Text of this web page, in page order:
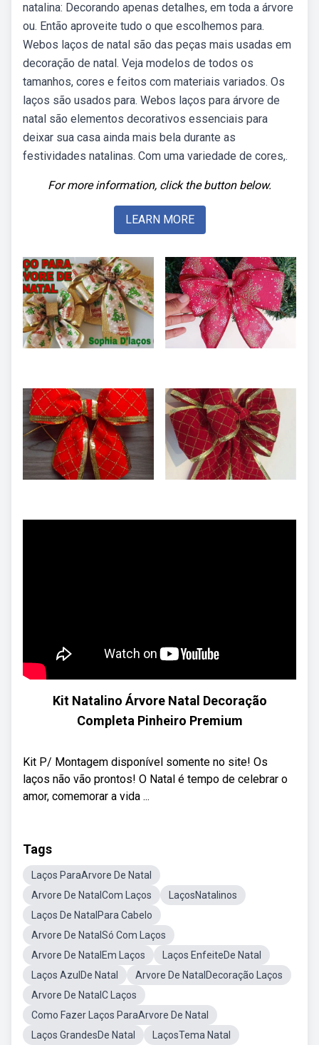
natalina: Decorando apenas detalhes, em toda a árvore
ou. Então aproveite tudo o que escolhemos para.
Webos laços de natal são das peças mais usadas em
decoração de natal. Veja modelos de todos os
tamanhos, cores e feitos com materiais variados. Os
laços são usados para. Webos laços para árvore de
natal são elementos decorativos essenciais para
deixar sua casa ainda mais bela durante as
festividades natalinas. Com uma variedade de cores,.
For more information, click the button below.
LEARN MORE
Kit Natalino Árvore Natal Decoração
Completa Pinheiro Premium
Kit P/ Montagem disponível somente no site! Os
laços não vão prontos! O Natal é tempo de celebrar o
amor, comemorar a vida ...
Tags
Laços ParaArvore De Natal
Arvore De NatalCom Laços
LaçosNatalinos
Laços De NatalPara Cabelo
Arvore De NatalSó Com Laços
Arvore De NatalEm Laços
Laços EnfeiteDe Natal
Laços AzulDe Natal
Arvore De NatalDecoração Laços
Arvore De NatalC Laços
Como Fazer Laços ParaArvore De Natal
Laços GrandesDe Natal
LaçosTema Natal